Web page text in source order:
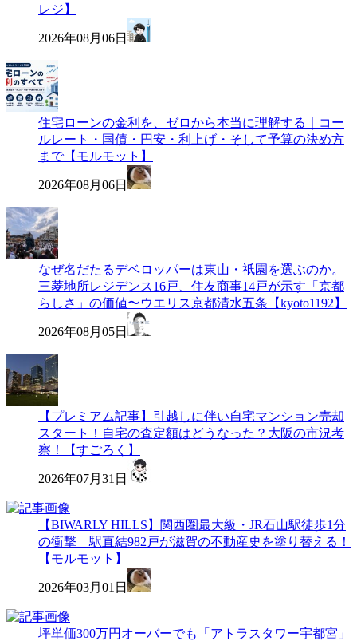
レジ】
2026年08月06日
住宅ローンの金利を、ゼロから本当に理解する｜コー
ルレート・国債・円安・利上げ・そして予算の決め方
まで【モルモット】
2026年08月06日
なぜ名だたるデベロッパーは東山・祇園を選ぶのか。
三菱地所レジデンス16戸、住友商事14戸が示す「京都
らしさ」の価値〜ウエリス京都清水五条【kyoto1192】
2026年08月05日
【プレミアム記事】引越しに伴い自宅マンション売却
スタート！自宅の査定額はどうなった？大阪の市況考
察！【すごろく】
2026年07月31日
【BIWARLY HILLS】関西圏最大級・JR石山駅徒歩1分
の衝撃 駅直結982戸が滋賀の不動産史を塗り替える！
【モルモット】
2026年03月01日
坪単価300万円オーバーでも「アトラスタワー宇都宮」